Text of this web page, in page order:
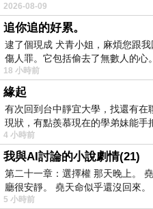
車有價，回憶卻是無價
美好回憶，
於是想問一下關於把
汽車海運回台、進口關
還有整個運車回台灣
間？
擔心車無法在台灣領牌
可以領牌，
想了解服務的內容有
務？
2026-08-09
追你追的好累。
逮了個現成 犬青小姐，麻煩您跟
傷人罪。它包括偷去了無數人的心
18 小時前
緣起
有次回到台中靜宜大學，找還有在
現狀，有點羨慕現在的學弟妹能手
4 小時前
我與AI討論的小說劇情(21)
第二十一章：選擇權 那天晚上。
廳很安靜。 堯天命似乎還沒回來。
5 小時前